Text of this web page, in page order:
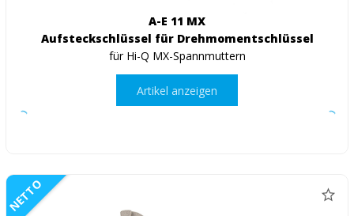
A-E 11 MX
Aufsteckschlüssel für Drehmomentschlüssel
für Hi-Q MX-Spannmuttern
Artikel anzeigen
NETTO